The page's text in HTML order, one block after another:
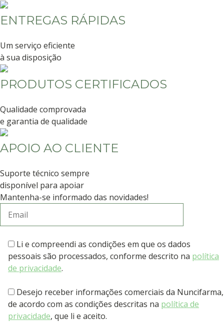
ENTREGAS RÁPIDAS
Um serviço eficiente
à sua disposição
PRODUTOS CERTIFICADOS
Qualidade comprovada
e garantia de qualidade
APOIO AO CLIENTE
Suporte técnico sempre
disponível para apoiar
Mantenha-se informado das novidades!
Li e compreendi as condições em que os dados
pessoais são processados, conforme descrito na política
de privacidade.
Desejo receber informações comerciais da Nuncifarma,
de acordo com as condições descritas na política de
privacidade, que li e aceito.